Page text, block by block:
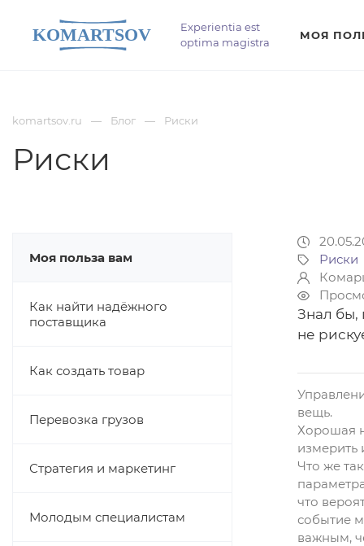
Experientia est
optima magistra
МОЯ
komartsov.ru Блог Риски
Риски
Моя польза вам
Как найти надёжного
поставщика
Как создать товар
Перевозка грузов
Стратегия и маркетинг
Молодым специалистам
Риски
Знал бы,
не
вещь.
Хорошая
измерить
Что же
что
событие
важным,